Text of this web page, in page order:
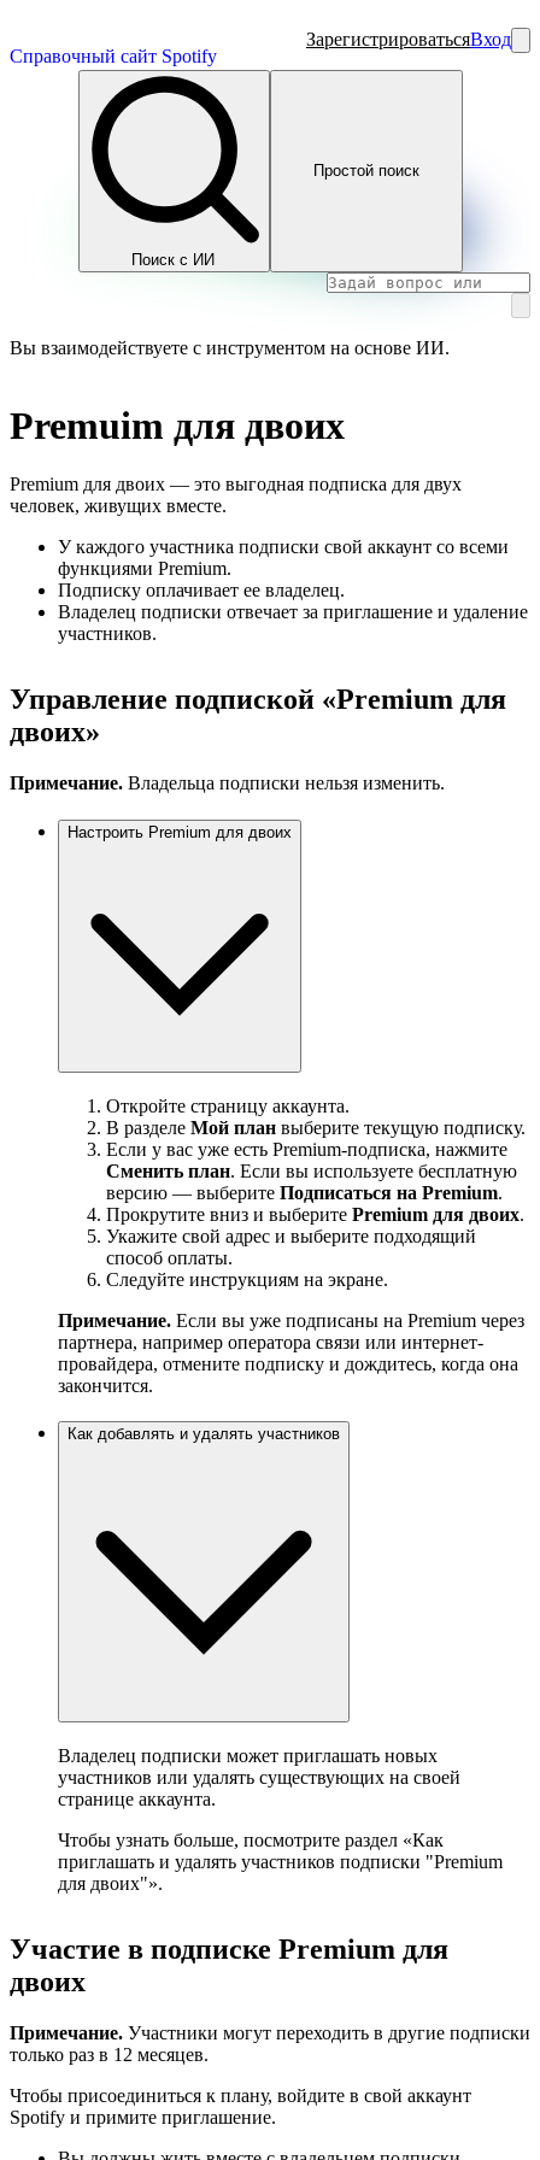
Справочный сайт Spotify
ЗарегистрироватьсяВход
Поиск с ИИ
Простой поиск
Вы взаимодействуете с инструментом на основе ИИ.
Premuim для двоих
Premium для двоих — это выгодная подписка для двух
человек, живущих вместе.
У каждого участника подписки свой аккаунт со всеми
функциями Premium.
Подписку оплачивает ее владелец.
Владелец подписки отвечает за приглашение и удаление
участников.
Управление подпиской «Premium для
двоих»
Примечание. Владельца подписки нельзя изменить.
Настроить Premium для двоих
Откройте страницу аккаунта.
В разделе Мой план выберите текущую подписку.
Если у вас уже есть Premium-подписка, нажмите
Сменить план. Если вы используете бесплатную
версию — выберите Подписаться на Premium.
Прокрутите вниз и выберите Premium для двоих.
Укажите свой адрес и выберите подходящий
способ оплаты.
Следуйте инструкциям на экране.
Примечание. Если вы уже подписаны на Premium через
партнера, например оператора связи или интернет-
провайдера, отмените подписку и дождитесь, когда она
закончится.
Как добавлять и удалять участников
Владелец подписки может приглашать новых
участников или удалять существующих на своей
странице аккаунта.
Чтобы узнать больше, посмотрите раздел «Как
приглашать и удалять участников подписки "Premium
для двоих"».
Участие в подписке Premium для
двоих
Примечание. Участники могут переходить в другие подписки
только раз в 12 месяцев.
Чтобы присоединиться к плану, войдите в свой аккаунт
Spotify и примите приглашение.